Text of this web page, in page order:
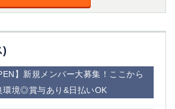
)
】新規メンバー大募集！ここから
環境◎賞与あり&日払いOK